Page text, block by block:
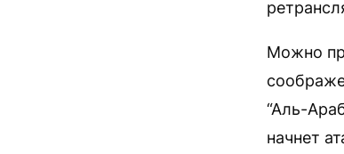
Можно
“Аль-
начнет